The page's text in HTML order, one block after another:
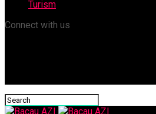
Turism
Connect with us